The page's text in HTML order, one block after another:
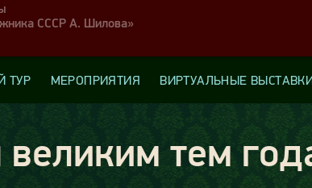
СССР А. Шилова»
ТУР МЕРОПРИЯТИЯ ВИРТУАЛЬНЫЕ
тем